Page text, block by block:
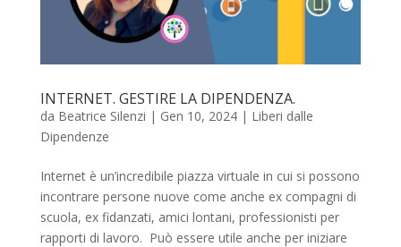
INTERNET. GESTIRE LA DIPENDENZA.
da Beatrice Silenzi | Gen 10, 2024| Liberi dalle
Dipendenze
Internet è un’incredibile piazza virtuale in cui si possono
incontrare persone nuove come anche ex compagni di
scuola, ex fidanzati, amici lontani, professionisti per
rapporti di lavoro. Può essere utile anche per iniziare